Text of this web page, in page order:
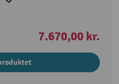
7.670,00 kr.